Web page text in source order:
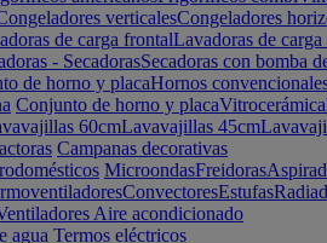
verticalesCongeladores
de carga frontalLavadoras de
- SecadorasSecadoras con bomba
de horno y placaHornos
Conjunto de horno y placaVitrocerámica
60cmLavavajillas 45cm
Campanas decorativas
MicroondasFreidoras
ConvectoresEstufas
Aire acondicionado
agua Termos eléctricos